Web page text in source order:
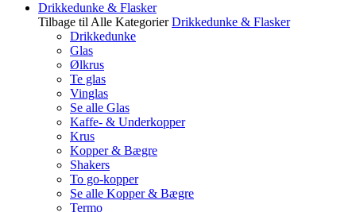
Drikkedunke & Flasker
Tilbage til Alle Kategorier Drikkedunke & Flasker
Drikkedunke
Glas
Ølkrus
Te glas
Vinglas
Se alle Glas
Kaffe- & Underkopper
Krus
Kopper & Bægre
Shakers
To go-kopper
Se alle Kopper & Bægre
Termo